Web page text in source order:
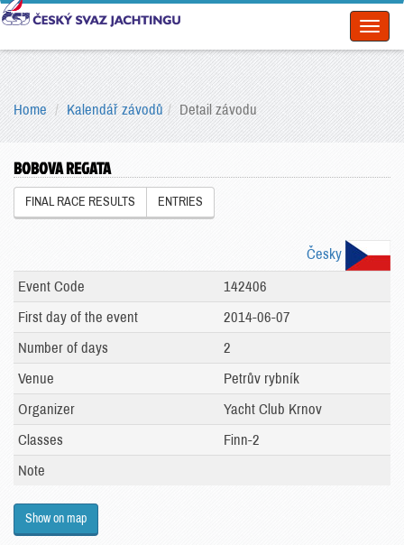
Home Kalendář závodů Detail závodu
BOBOVA REGATA
FINAL RACE RESULTS ENTRIES
Česky
Event Code
142406
First day of the event
2014-06-07
Number of days
2
Venue
Petrův rybník
Organizer
Yacht Club Krnov
Classes
Finn-2
Note
Show on map